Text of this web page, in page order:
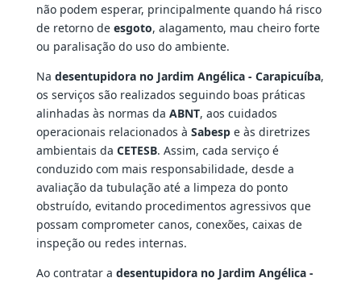
não podem esperar, principalmente quando há risco
de retorno de esgoto, alagamento, mau cheiro forte
ou paralisação do uso do ambiente.
Na desentupidora no Jardim Angélica - Carapicuíba,
os serviços são realizados seguindo boas práticas
alinhadas às normas da ABNT, aos cuidados
operacionais relacionados à Sabespe às diretrizes
ambientais da CETESB. Assim, cada serviço é
conduzido com mais responsabilidade, desde a
avaliação da tubulação até a limpeza do ponto
obstruído, evitando procedimentos agressivos que
possam comprometer canos, conexões, caixas de
inspeção ou redes internas.
Ao contratar a desentupidora no Jardim Angélica -